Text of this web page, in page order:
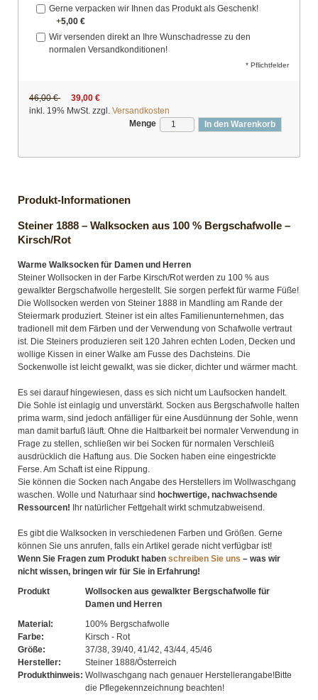
Gerne verpacken wir Ihnen das Produkt als Geschenk!
+5,00 €
Wir versenden direkt an Ihre Wunschadresse zu den
normalen Versandkonditionen!
* Pflichtfelder
46,00 €
39,00 €
inkl. 19% MwSt. zzgl. Versandkosten
Menge
In den Warenkorb
Produkt-Informationen
Steiner 1888 – Walksocken aus 100 % Bergschafwolle –
Kirsch/Rot
Warme Walksocken für Damen und Herren
Steiner Wollsocken in der Farbe Kirsch/Rot werden zu 100 % aus
gewalkter Bergschafwolle hergestellt. Sie sorgen perfekt für warme Füße!
Die Wollsocken werden von Steiner 1888 in Mandling am Rande der
Steiermark produziert. Steiner ist ein altes Familienunternehmen, das
tradionell mit dem Färben und der Verwendung von Schafwolle vertraut
ist. Die Steiners produzieren seit 120 Jahren echten Loden, Decken und
wollige Kissen in einer Walke am Fusse des Dachsteins. Die
Sockenwolle ist leicht gewalkt, was sie dicker, dichter und wärmer macht.
Es sei darauf hingewiesen, dass es sich nicht um Laufsocken handelt.
Die Sohle ist einlagig und unverstärkt. Socken aus Bergschafwolle halten
prima warm, sind jedoch anfälliger für eine Ausdünnung der Sohle, wenn
man damit barfuß läuft. Ohne die Haltbarkeit bei normaler Verwendung in
Frage zu stellen, schließen wir bei Socken für normalen Verschleiß
ausdrücklich die Haftung aus. Die Socken haben eine eingestrickte
Ferse. Am Schaft ist eine Rippung.
Sie können die Socken nach Angabe des Herstellers im Wollwaschgang
waschen. Wolle und Naturhaar sind hochwertige, nachwachsende
Ressourcen! Ihr natürlicher Fettgehalt wirkt schmutzabweisend.
Es gibt die Walksocken in verschiedenen Farben und Größen. Gerne
können Sie uns anrufen, falls ein Artikel gerade nicht verfügbar ist!
Wenn Sie Fragen zum Produkt haben schreiben Sie uns – was wir
nicht wissen, bringen wir für Sie in Erfahrung!
Produkt
Wollsocken aus gewalkter Bergschafwolle für
Damen und Herren
Material:
100% Bergschafwolle
Farbe:
Kirsch - Rot
Größe:
37/38, 39/40, 41/42, 43/44, 45/46
Hersteller:
Steiner 1888/Österreich
Produkthinweis: Wollwaschgang nach genauer Herstellerangabe!Bitte
die Pflegekennzeichnung beachten!